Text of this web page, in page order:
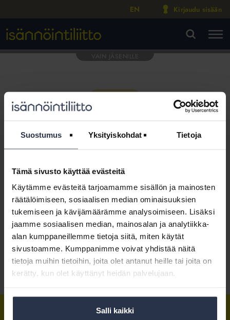
Suostumus Yksityiskohdat Tietoja
Tämä sivusto käyttää evästeitä
Käytämme evästeitä tarjoamamme sisällön ja mainosten
räätälöimiseen, sosiaalisen median ominaisuuksien
tukemiseen ja kävijämäärämme analysoimiseen. Lisäksi
jaamme sosiaalisen median, mainosalan ja analytiikka-
alan kumppaneillemme tietoja siitä, miten käytät
sivustoamme. Kumppanimme voivat yhdistää näitä
tietoja muihin tietoihin, joita olet antanut heille tai joita on
kerätty, kun olet käyttänyt heidän palvelujaan.
Salli kaikki
EN Kirjaudu sisään
Tämä osio on rajattu
Isännöintiliiton jäsenyritysten
henkilökunnalle
Kirjaudu sisään
Tietoa jäsenyydestä